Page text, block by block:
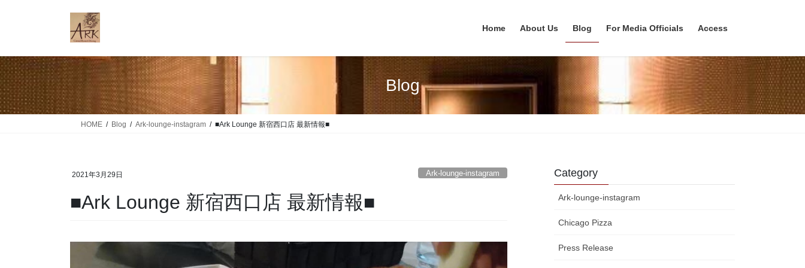
ツ
に
移
動
シ
ョ
ン
に
Home About Us Blog For Media Officials Access
Blog
HOME Blog Ark-lounge-instagram ■Ark Lounge 新宿西口店 最新情報■
2021年3月29日 Ark-lounge-instagram
■Ark Lounge 新宿西口店 最新情報■
Category
Ark-lounge-instagram
Chicago Pizza
Press Release